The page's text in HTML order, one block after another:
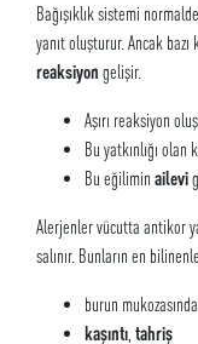
Bağışıklık sistemi
yanıt oluşturur. Ancak
reaksiyon gelişir.
Aşırı reaksiyon
Bu yatkınlığı olan
Bu eğilimin ailevi
Alerjenler vücutta antikor
salınır. Bunların en
burun mukozasında
kaşıntı tahriş